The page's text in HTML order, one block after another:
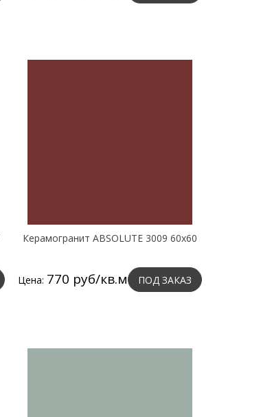
Керамогранит ABSOLUTE 3009 60х60
Цена: 770 руб/кв.м ПОД ЗАКАЗ